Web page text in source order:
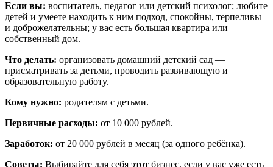
Если вы: воспитатель, педагог или детский психолог; любите
детей и умеете находить к ним подход, спокойны, терпеливы
и доброжелательны; у вас есть большая квартира или
собственный дом.
Что делать: организовать домашний детский сад —
присматривать за детьми, проводить развивающую и
образовательную работу.
Кому нужно: родителям с детьми.
Первичные расходы: от 10 000 рублей.
Заработок: от 20 000 рублей в месяц (за одного ребёнка).
Советы: Выбирайте для себя этот бизнес, если у вас уже есть